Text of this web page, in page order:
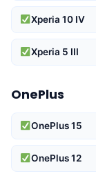
Xperia 10 IV
Xperia 5 III
OnePlus
OnePlus 15
OnePlus 12